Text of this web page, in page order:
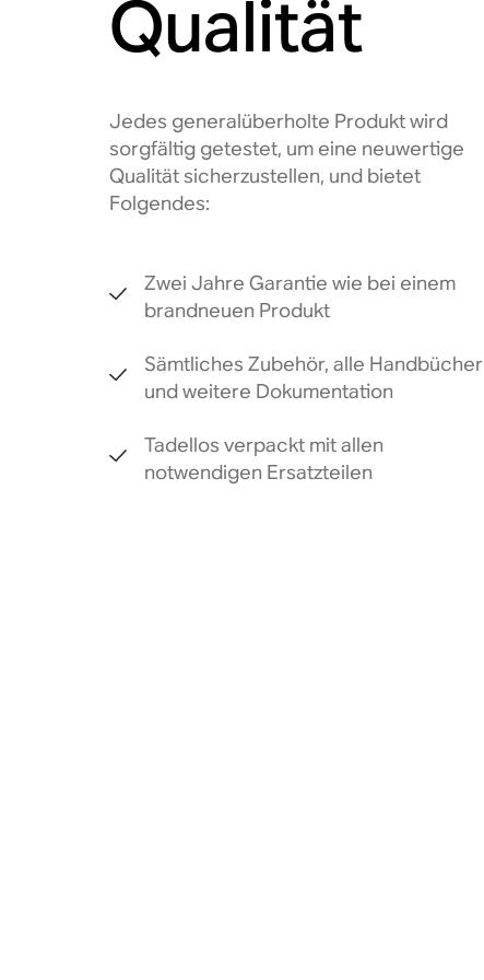
Qualität
Jedes generalüberholte Produkt wird
sorgfältig getestet, um eine neuwertige
Qualität sicherzustellen, und bietet
Folgendes:
Zwei Jahre Garantie wie bei einem
brandneuen Produkt
Sämtliches Zubehör, alle Handbücher
und weitere Dokumentation
Tadellos verpackt mit allen
notwendigen Ersatzteilen